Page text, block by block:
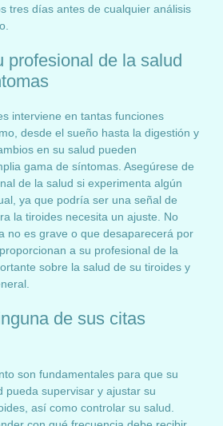
tres días antes de cualquier análisis
profesional de la salud
interviene en tantas funciones
desde el sueño hasta la digestión y
en su salud pueden
gama de síntomas. Asegúrese de
de la salud si experimenta algún
ya que podría ser una señal de
la tiroides necesita un ajuste. No
no es grave o que desaparecerá por
a su profesional de la
sobre la salud de su tiroides y
de sus citas
son fundamentales para que su
pueda supervisar y ajustar su
así como controlar su salud.